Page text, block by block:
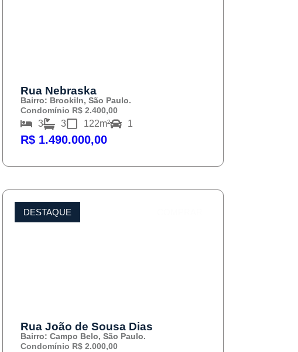
Rua Nebraska
Bairro: Brookiln, São Paulo.
Condomínio R$ 2.400,00
3 3 122m² 1
R$ 1.490.000,00
DESTAQUE
Rua João de Sousa Dias
Bairro: Campo Belo, São Paulo.
Condomínio R$ 2.000,00